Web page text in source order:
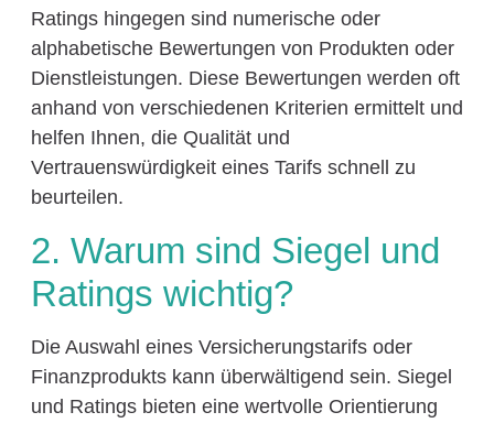
Ratings hingegen sind numerische oder
alphabetische Bewertungen von Produkten oder
Dienstleistungen. Diese Bewertungen werden oft
anhand von verschiedenen Kriterien ermittelt und
helfen Ihnen, die Qualität und
Vertrauenswürdigkeit eines Tarifs schnell zu
beurteilen.
2. Warum sind Siegel und
Ratings wichtig?
Die Auswahl eines Versicherungstarifs oder
Finanzprodukts kann überwältigend sein. Siegel
und Ratings bieten eine wertvolle Orientierung